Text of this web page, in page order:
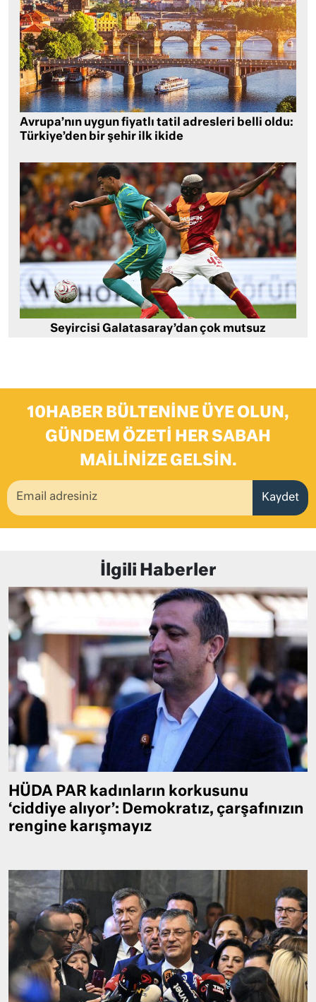
Avrupa’nın uygun fiyatlı tatil adresleri belli oldu:
Türkiye’den bir şehir ilk ikide
Seyircisi Galatasaray’dan çok mutsuz
10HABER BÜLTENINE ÜYE OLUN,
GÜNDEM ÖZETI HER SABAH
MAILINIZE GELSIN.
Kaydet
İlgili Haberler
HÜDA PAR kadınların korkusunu
‘ciddiye alıyor’: Demokratız, çarşafınızın
rengine karışmayız